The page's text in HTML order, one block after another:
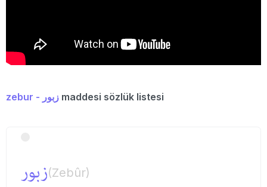
zebur - زبور maddesi sözlük listesi
زبور(Zebûr)